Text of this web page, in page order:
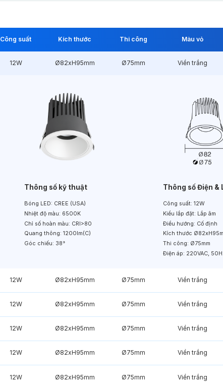
Công suất Kích thước Thi công Màu vỏ
12W Ø82xH95mm Ø75mm Viền trắng
Thông số kỹ thuật
Bóng LED: CREE (USA)
Nhiệt độ màu: 6500K
Chỉ số hoàn màu: CRI>80
Quang thông: 1200lm(C)
Góc chiếu: 38°
Thông số Điện &
Công suất: 12W
Kiểu lắp đặt: Lắp âm
Điều hướng: Cố định
Kích thước
Thi công: Ø75mm
Điện áp: 220VAC,
12W Ø82xH95mm Ø75mm Viền trắng
12W Ø82xH95mm Ø75mm Viền trắng
12W Ø82xH95mm Ø75mm Viền trắng
12W Ø82xH95mm Ø75mm Viền trắng
12W Ø82xH95mm Ø75mm Viền trắng